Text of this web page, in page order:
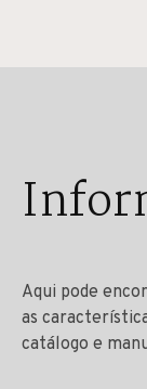
Aqui pode
as
catálogo e